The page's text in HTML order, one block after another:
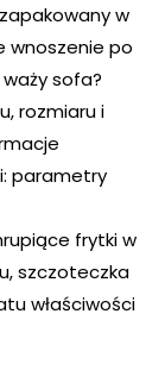
w
wnoszenie po
sofa?
rozmiaru i
parametry
frytki w
szczoteczka
właściwości